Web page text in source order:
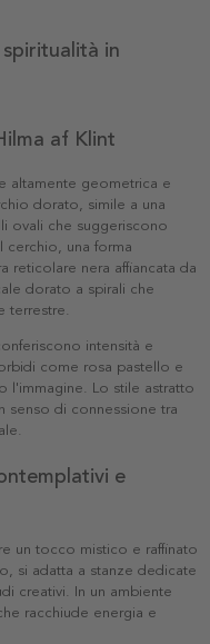
in
af Klint
altamente geometrica e
dorato, simile a una
ovali che suggeriscono
cerchio, una forma
reticolare nera affiancata da
dorato a spirali che
terrestre.
intensità e
come rosa pastello e
l'immagine. Lo stile astratto
senso di connessione tra
e
un tocco mistico e raffinato
si adatta a stanze dedicate
creativi. In un ambiente
racchiude energia e